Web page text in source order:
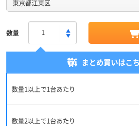
東京都江東区
数量
まとめ買いはこち
数量1以上で1台あたり
数量2以上で1台あたり